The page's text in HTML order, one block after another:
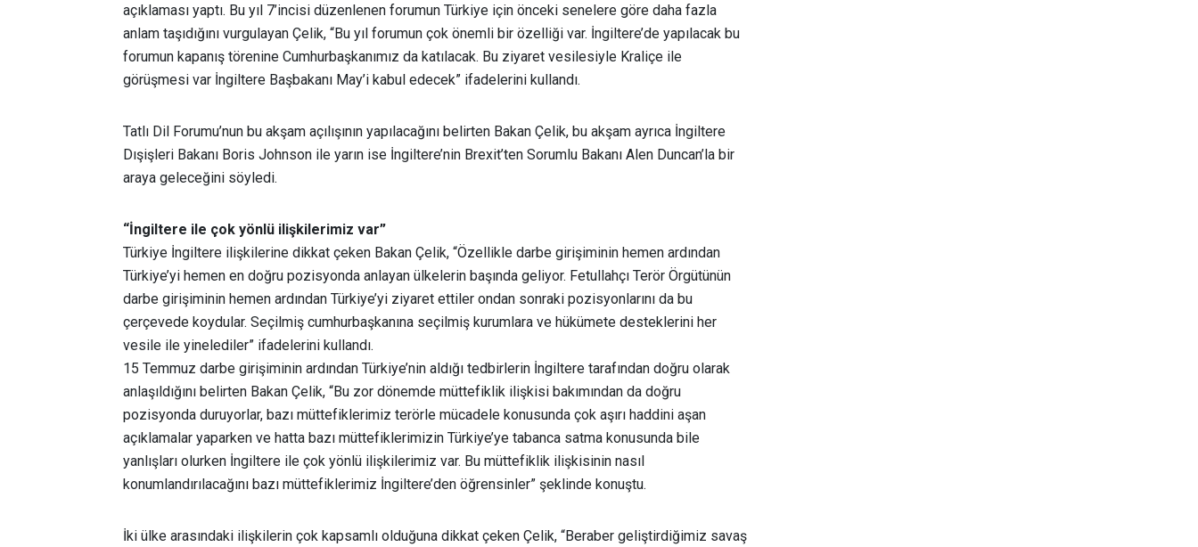
açıklaması yaptı. Bu yıl 7’incisi düzenlenen forumun Türkiye için önceki senelere göre daha fazla
anlam taşıdığını vurgulayan Çelik, “Bu yıl forumun çok önemli bir özelliği var. İngiltere’de yapılacak bu
forumun kapanış törenine Cumhurbaşkanımız da katılacak. Bu ziyaret vesilesiyle Kraliçe ile
görüşmesi var İngiltere Başbakanı May’i kabul edecek” ifadelerini kullandı.
Tatlı Dil Forumu’nun bu akşam açılışının yapılacağını belirten Bakan Çelik, bu akşam ayrıca İngiltere
Dışişleri Bakanı Boris Johnson ile yarın ise İngiltere’nin Brexit’ten Sorumlu Bakanı Alen Duncan’la bir
araya geleceğini söyledi.
“İngiltere ile çok yönlü ilişkilerimiz var”
Türkiye İngiltere ilişkilerine dikkat çeken Bakan Çelik, “Özellikle darbe girişiminin hemen ardından
Türkiye’yi hemen en doğru pozisyonda anlayan ülkelerin başında geliyor. Fetullahçı Terör Örgütünün
darbe girişiminin hemen ardından Türkiye’yi ziyaret ettiler ondan sonraki pozisyonlarını da bu
çerçevede koydular. Seçilmiş cumhurbaşkanına seçilmiş kurumlara ve hükümete desteklerini her
vesile ile yinelediler” ifadelerini kullandı.
15 Temmuz darbe girişiminin ardından Türkiye’nin aldığı tedbirlerin İngiltere tarafından doğru olarak
anlaşıldığını belirten Bakan Çelik, “Bu zor dönemde müttefiklik ilişkisi bakımından da doğru
pozisyonda duruyorlar, bazı müttefiklerimiz terörle mücadele konusunda çok aşırı haddini aşan
açıklamalar yaparken ve hatta bazı müttefiklerimizin Türkiye’ye tabanca satma konusunda bile
yanlışları olurken İngiltere ile çok yönlü ilişkilerimiz var. Bu müttefiklik ilişkisinin nasıl
konumlandırılacağını bazı müttefiklerimiz İngiltere’den öğrensinler” şeklinde konuştu.
İki ülke arasındaki ilişkilerin çok kapsamlı olduğuna dikkat çeken Çelik, “Beraber geliştirdiğimiz savaş